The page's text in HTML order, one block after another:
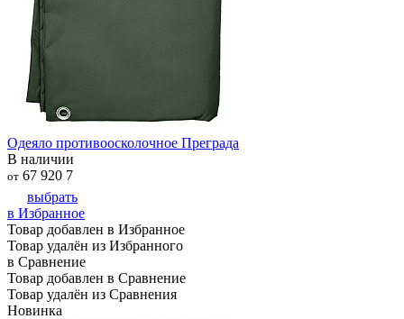
Одеяло противоосколочное Преграда
В наличии
от 67 920 7
выбрать
в Избранное
Товар добавлен в Избранное
Товар удалён из Избранного
в Сравнение
Товар добавлен в Сравнение
Товар удалён из Сравнения
Новинка